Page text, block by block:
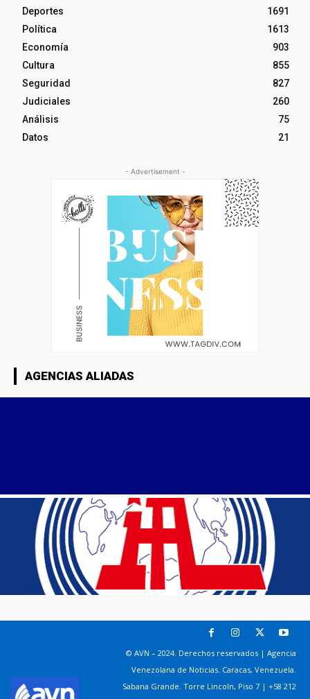
Deportes
1691
Política
1613
Economía
903
Cultura
855
Seguridad
827
Judiciales
260
Análisis
75
Datos
21
- Advertisement -
AGENCIAS ALIADAS
© AVN – 2024. Derechos reservados | Agencia
Venezolana de Noticias. Caracas, Venezuela.
Sabana Grande. Torre Lincoln, Piso 7 | +58 212